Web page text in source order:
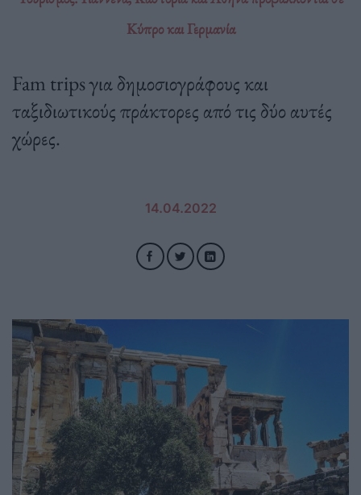
Κύπρο και Γερμανία
Fam trips για δημοσιογράφους και
ταξιδιωτικούς πράκτορες από τις δύο αυτές
χώρες.
14.04.2022